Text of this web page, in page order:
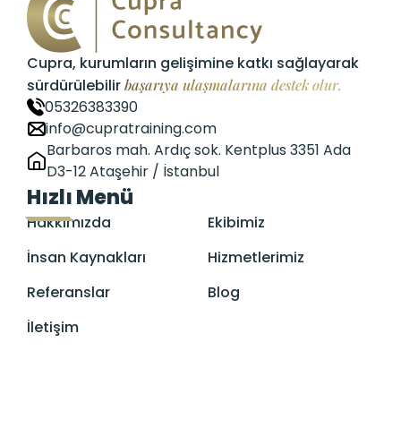
Cupra, kurumların gelişimine katkı sağlayarak
sürdürülebilirbaşarıya ulaşmalarına destek olur.
05326383390
info@cupratraining.com
Barbaros mah. Ardıç sok. Kentplus 3351 Ada
D3-12 Ataşehir / İstanbul
Hızlı Menü
Hakkımızda
Ekibimiz
İnsan Kaynakları
Hizmetlerimiz
Referanslar
Blog
İletişim